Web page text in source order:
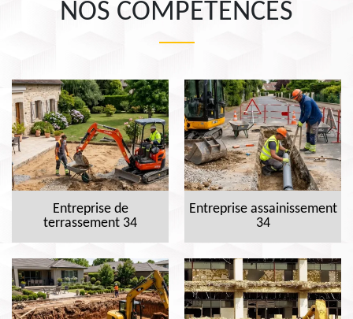
NOS COMPÉTENCES
Entreprise de
terrassement 34
Entreprise assainissement
34